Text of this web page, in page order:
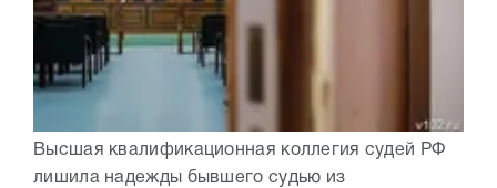
Высшая квалификационная коллегия судей РФ
лишила надежды бывшего судью из